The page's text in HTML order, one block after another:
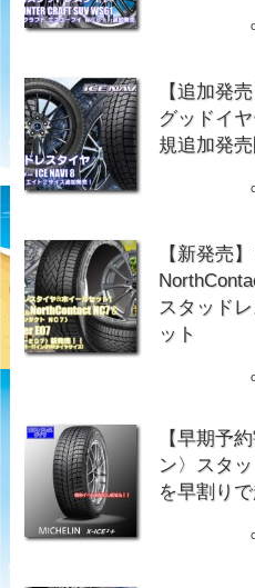
【追加発
グッドイ
規追加発売
【新発売
スタッド
ット
【早期予
ン〉スタ
を早割り